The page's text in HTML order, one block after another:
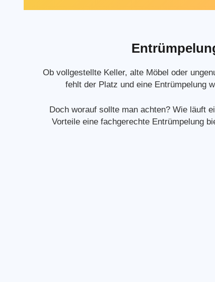
Ob vollgestellte Keller, alte Möbel oder
fehlt der Platz und eine Entrümpelung
Doch worauf sollte man achten? Wie läuft
Vorteile eine fachgerechte Entrümpelung